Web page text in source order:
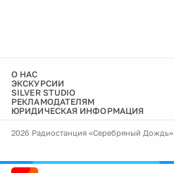
О НАС
ЭКСКУРСИИ
SILVER STUDIO
РЕКЛАМОДАТЕЛЯМ
ЮРИДИЧЕСКАЯ ИНФОРМАЦИЯ
2026 Радиостанция «Серебряный Дождь»